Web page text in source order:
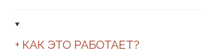
+ КАК ЭТО РАБОТАЕТ?